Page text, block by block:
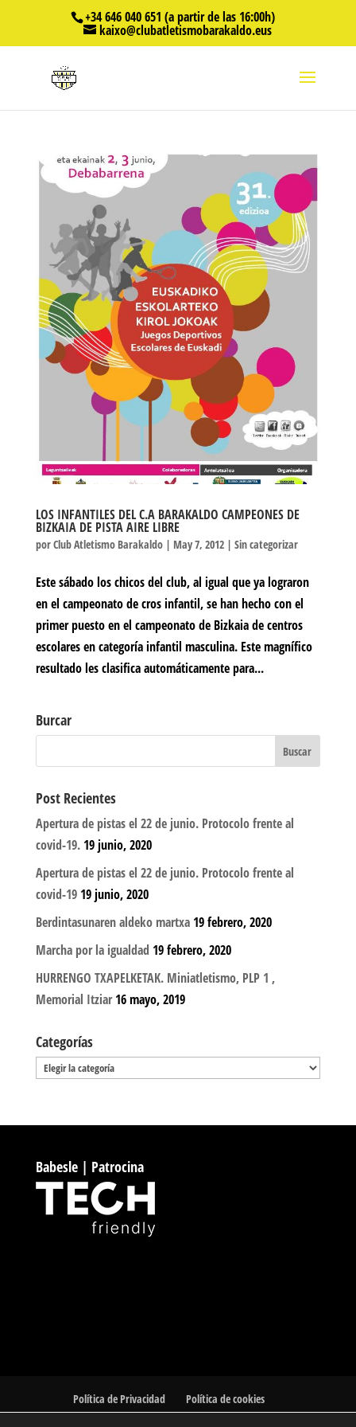
+34 646 040 651 (a partir de las 16:00h)
kaixo@clubatletismobarakaldo.eus
LOS INFANTILES DEL C.A BARAKALDO CAMPEONES DE
BIZKAIA DE PISTA AIRE LIBRE
porClub Atletismo Barakaldo| May 7, 2012| Sin categorizar
Este sábado los chicos del club, al igual que ya lograron
en el campeonato de cros infantil, se han hecho con el
primer puesto en el campeonato de Bizkaia de centros
escolares en categoría infantil masculina. Este magnífico
resultado les clasifica automáticamente para...
Burcar
Post Recientes
Apertura de pistas el 22 de junio. Protocolo frente al
covid-19. 19 junio, 2020
Apertura de pistas el 22 de junio. Protocolo frente al
covid-19 19 junio, 2020
Berdintasunaren aldeko martxa 19 febrero, 2020
Marcha por la igualdad 19 febrero, 2020
HURRENGO TXAPELKETAK. Miniatletismo, PLP 1 ,
Memorial Itziar 16 mayo, 2019
Categorías
Categorías
Babesle | Patrocina
Política de Privacidad Política de cookies